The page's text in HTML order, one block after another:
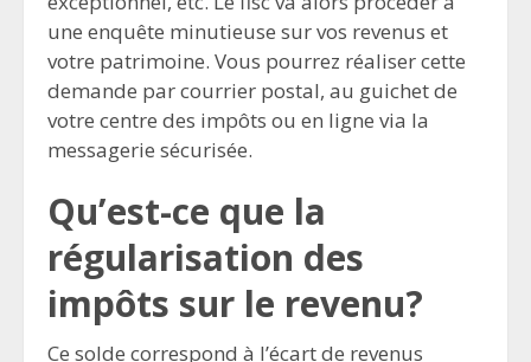
une enquête minutieuse sur vos revenus et
votre patrimoine. Vous pourrez réaliser cette
demande par courrier postal, au guichet de
votre centre des impôts ou en ligne via la
messagerie sécurisée.
Qu’est-ce que la
régularisation des
impôts sur le revenu?
Ce solde correspond à l’écart de revenus